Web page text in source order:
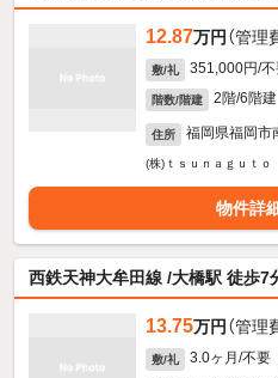
12.87万円 （管理
敷/礼 351,000円/不
階数/階建 2階/6階建
住所 福岡県福岡市
(株)ｔｓｕｎａｇｕｔｏ
物件詳
西鉄天神大牟田線 /大橋駅 徒歩7
13.75万円 （管理
敷/礼 3.0ヶ月/不要